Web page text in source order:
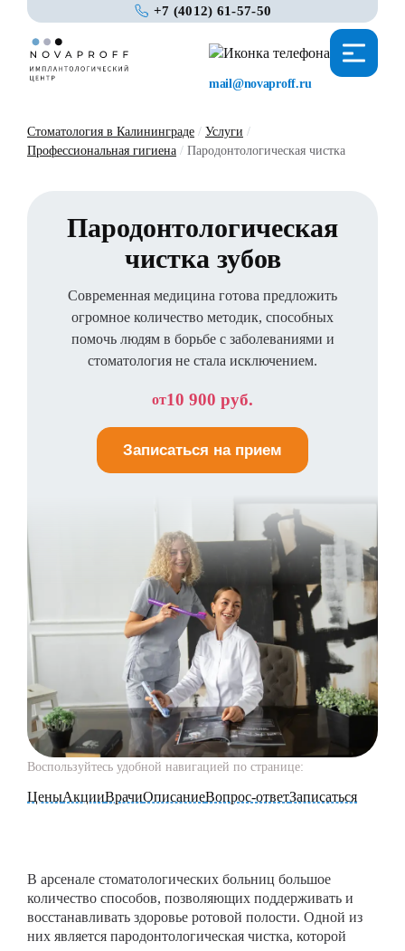
+7 (4012) 61-57-50
mail@novaproff.ru
Стоматология в Калининграде / Услуги /
Профессиональная гигиена / Пародонтологическая чистка
Пародонтологическая
чистка зубов
Современная медицина готова предложить
огромное количество методик, способных
помочь людям в борьбе с заболеваниями и
стоматология не стала исключением.
от10 900 руб.
Записаться на прием
Воспользуйтесь удобной навигацией по странице:
ЦеныАкцииВрачиОписаниеВопрос-ответЗаписаться
В арсенале стоматологических больниц большое
количество способов, позволяющих поддерживать и
восстанавливать здоровье ротовой полости. Одной из
них является пародонтологическая чистка, которой